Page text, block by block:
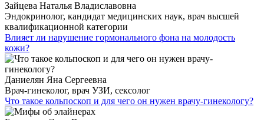
Зайцева Наталья Владиславовна
Эндокринолог, кандидат медицинских наук, врач высшей
квалификационной категории
Влияет ли нарушение гормонального фона на молодость
кожи?
Даниелян Яна Сергеевна
Врач-гинеколог, врач УЗИ, сексолог
Что такое кольпоскоп и для чего он нужен врачу-гинекологу?